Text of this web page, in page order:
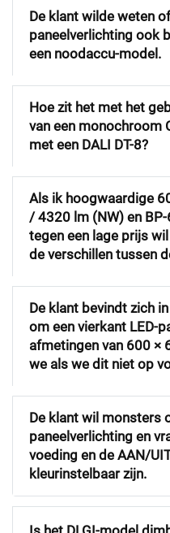
De klant wilde weten
paneelverlichting ook
een noodaccu-model.
Hoe zit het met het
van een monochroom
met een DALI DT-8?
Als ik hoogwaardige
/ 4320 lm (NW) en
tegen een lage prijs
de verschillen tussen
De klant bevindt zich
om een vierkant LED-
afmetingen van 600 ×
we als we dit niet op
De klant wil monsters
paneelverlichting en
voeding en de AAN/
kleurinstelbaar zijn.